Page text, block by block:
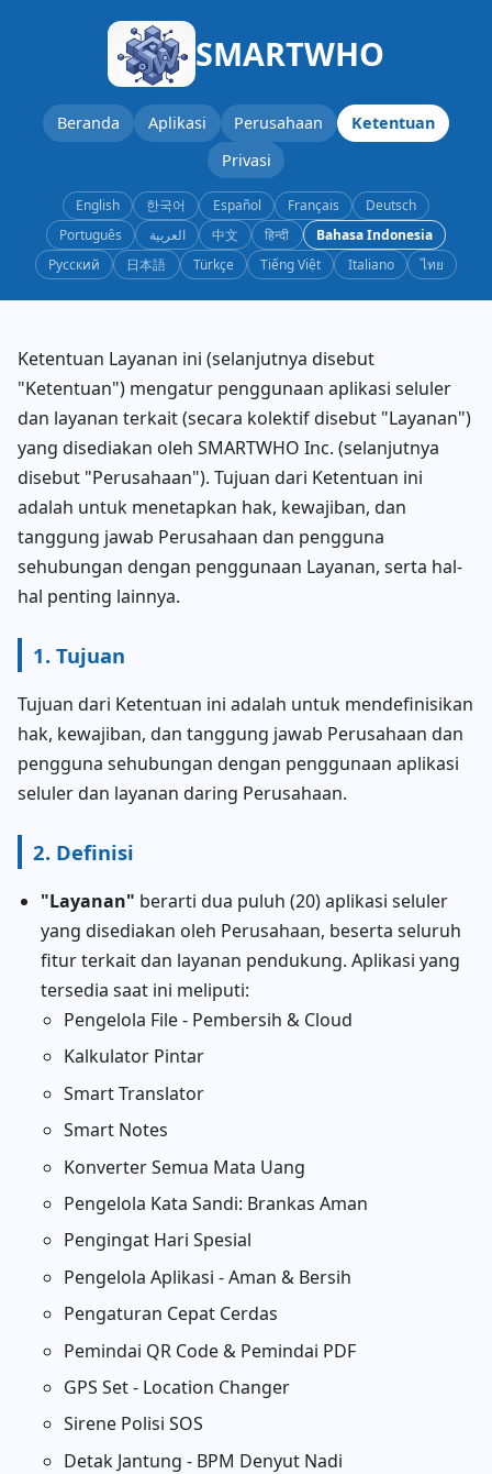
SMARTWHO
Beranda Aplikasi Perusahaan
Ketentuan
Privasi
English 한국어 Español Français
Deutsch
Português
العربية 中文 हिन्दी
Bahasa Indonesia
Русский
日本語 Türkçe Tiếng Việt Italiano ไทย
Ketentuan Layanan ini (selanjutnya disebut
"Ketentuan") mengatur penggunaan aplikasi seluler
dan layanan terkait (secara kolektif disebut "Layanan")
yang disediakan oleh SMARTWHO Inc. (selanjutnya
disebut "Perusahaan"). Tujuan dari Ketentuan ini
adalah untuk menetapkan hak, kewajiban, dan
tanggung jawab Perusahaan dan pengguna
sehubungan dengan penggunaan Layanan, serta hal-
hal penting lainnya.
1. Tujuan
Tujuan dari Ketentuan ini adalah untuk mendefinisikan
hak, kewajiban, dan tanggung jawab Perusahaan dan
pengguna sehubungan dengan penggunaan aplikasi
seluler dan layanan daring Perusahaan.
2. Definisi
"Layanan" berarti dua puluh (20) aplikasi seluler
yang disediakan oleh Perusahaan, beserta seluruh
fitur terkait dan layanan pendukung. Aplikasi yang
tersedia saat ini meliputi:
Pengelola File - Pembersih & Cloud
Kalkulator Pintar
Smart Translator
Smart Notes
Konverter Semua Mata Uang
Pengelola Kata Sandi: Brankas Aman
Pengingat Hari Spesial
Pengelola Aplikasi - Aman & Bersih
Pengaturan Cepat Cerdas
Pemindai QR Code & Pemindai PDF
GPS Set - Location Changer
Sirene Polisi SOS
Detak Jantung - BPM Denyut Nadi